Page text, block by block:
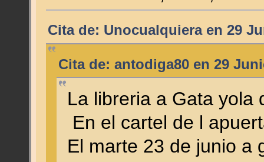
Cita de: Unocualquiera en 29
Cita de: antodiga80 en 29
La libreria a Gata yola
En el cartel de l
El marte 23 de junio a